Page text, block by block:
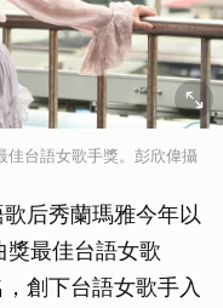
台語女歌手獎。彭欣偉攝
后秀蘭瑪雅今年以
最佳台語女歌
創下台語女歌手入